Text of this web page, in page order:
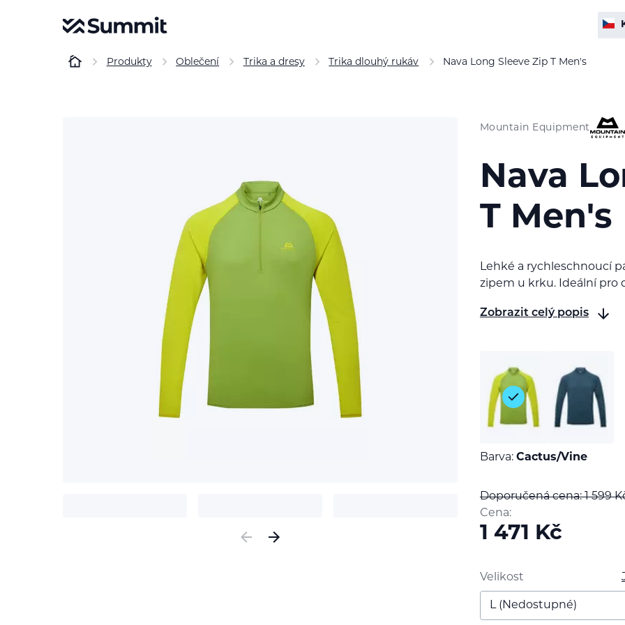
Produkty Oblečení Trika a dresy Trika dlouhý rukáv Nava Long Sleeve Zip T Men's
Mountain Equipment
Nava
T Men's
Lehké a rychleschnoucí
zipem u krku. Ideální pro
Zobrazit celý popis
Previous
Barva: Cactus/Vine
Doporučená cena: 1 599
Cena:
1 471 Kč
Velikost